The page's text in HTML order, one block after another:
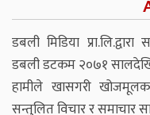
डबली मिडिया
डबली डटकम २०७१
हामीले खासगरी
सन्तुलित विचार र समाचार